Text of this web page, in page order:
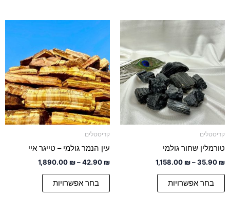
קריסטלים
טורמלין שחור גולמי
35.90 ₪
–
1,158.00 ₪
עד
בחר אפשרויות
יש
מספר
סוגים.
ניתן
לבחור
את
האפשרויות
קריסטלים
עין הנמר גולמי – טייגר איי
42.90 ₪
–
1,890.00 ₪
בחר אפשרויות
יש
מספר
סוגים.
ניתן
לבחור
את
האפשרויות
המוצר